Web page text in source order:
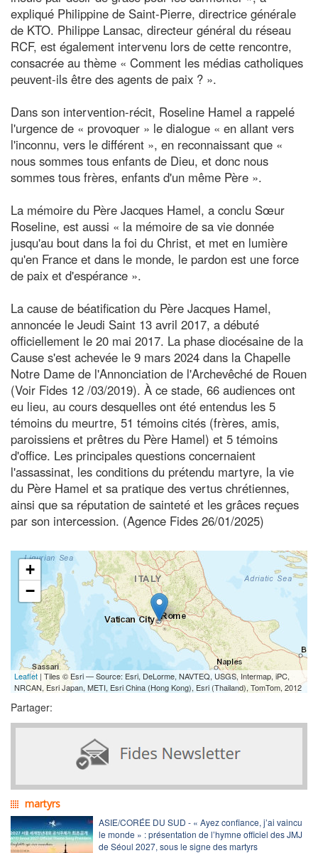
expliqué Philippine de Saint-Pierre, directrice générale
de KTO. Philippe Lansac, directeur général du réseau
RCF, est également intervenu lors de cette rencontre,
consacrée au thème « Comment les médias catholiques
peuvent-ils être des agents de paix ? ».
Dans son intervention-récit, Roseline Hamel a rappelé
l'urgence de « provoquer » le dialogue « en allant vers
l'inconnu, vers le différent », en reconnaissant que «
nous sommes tous enfants de Dieu, et donc nous
sommes tous frères, enfants d'un même Père ».
La mémoire du Père Jacques Hamel, a conclu Sœur
Roseline, est aussi « la mémoire de sa vie donnée
jusqu'au bout dans la foi du Christ, et met en lumière
qu'en France et dans le monde, le pardon est une force
de paix et d'espérance ».
La cause de béatification du Père Jacques Hamel,
annoncée le Jeudi Saint 13 avril 2017, a débuté
officiellement le 20 mai 2017. La phase diocésaine de la
Cause s'est achevée le 9 mars 2024 dans la Chapelle
Notre Dame de l'Annonciation de l'Archevêché de Rouen
(Voir Fides 12 /03/2019). À ce stade, 66 audiences ont
eu lieu, au cours desquelles ont été entendus les 5
témoins du meurtre, 51 témoins cités (frères, amis,
paroissiens et prêtres du Père Hamel) et 5 témoins
d'office. Les principales questions concernaient
l'assassinat, les conditions du prétendu martyre, la vie
du Père Hamel et sa pratique des vertus chrétiennes,
ainsi que sa réputation de sainteté et les grâces reçues
par son intercession. (Agence Fides 26/01/2025)
+
−
Leaflet | Tiles © Esri — Source: Esri, DeLorme, NAVTEQ, USGS, Intermap, iPC,
NRCAN, Esri Japan, METI, Esri China (Hong Kong), Esri (Thailand), TomTom, 2012
Partager:
martyrs
ASIE/CORÉE DU SUD - « Ayez confiance, j’ai vaincu
le monde » : présentation de l’hymne officiel des JMJ
de Séoul 2027, sous le signe des martyrs